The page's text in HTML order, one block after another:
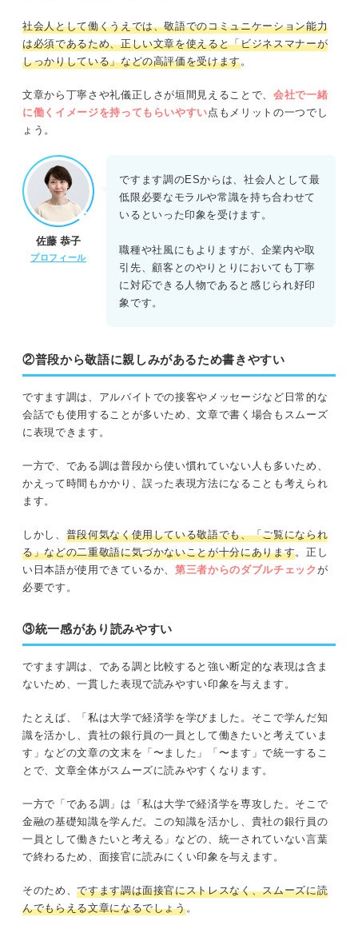
社会人として働くうえでは、敬語でのコミュニケーション能力
は必須であるため、正しい文章を使えると「ビジネスマナーが
しっかりしている」などの高評価を受けます。
文章から丁寧さや礼儀正しさが垣間見えることで、 会社で一緒
に働くイメージを持ってもらいやすい点もメリットの一つでし
ょう。
佐藤 恭子
プロフィール
ですます調のESからは、社会人として最
低限必要なモラルや常識を持ち合わせて
いるといった印象を受けます。
職種や社風にもよりますが、企業内や取
引先、顧客とのやりとりにおいても丁寧
に対応できる人物であると感じられ好印
象です。
②普段から敬語に親しみがあるため書きやすい
ですます調は、アルバイトでの接客やメッセージなど日常的な
会話でも使用することが多いため、文章で書く場合もスムーズ
に表現できます。
一方で、である調は普段から使い慣れていない人も多いため、
かえって時間もかかり、誤った表現方法になることも考えられ
ます。
しかし、 普段何気なく使用している敬語でも、「ご覧になられ
る」などの二重敬語に気づかないことが十分にあります。正し
い日本語が使用できているか、第三者からのダブルチェック が
必要です。
③統一感があり読みやすい
ですます調は、である調と比較すると強い断定的な表現は含ま
ないため、一貫した表現で読みやすい印象を与えます。
たとえば、「私は大学で経済学を学びました。そこで学んだ知
識を活かし、貴社の銀行員の一員として働きたいと考えていま
す」などの文章の文末を「〜ました」「〜ます」で統一するこ
とで、文章全体がスムーズに読みやすくなります。
一方で「である調」は「私は大学で経済学を専攻した。そこで
金融の基礎知識を学んだ。この知識を活かし、貴社の銀行員の
一員として働きたいと考える」などの、統一されていない言葉
で終わるため、面接官に読みにくい印象を与えます。
そのため、ですます調は面接官にストレスなく、スムーズに読
んでもらえる文章になるでしょう。